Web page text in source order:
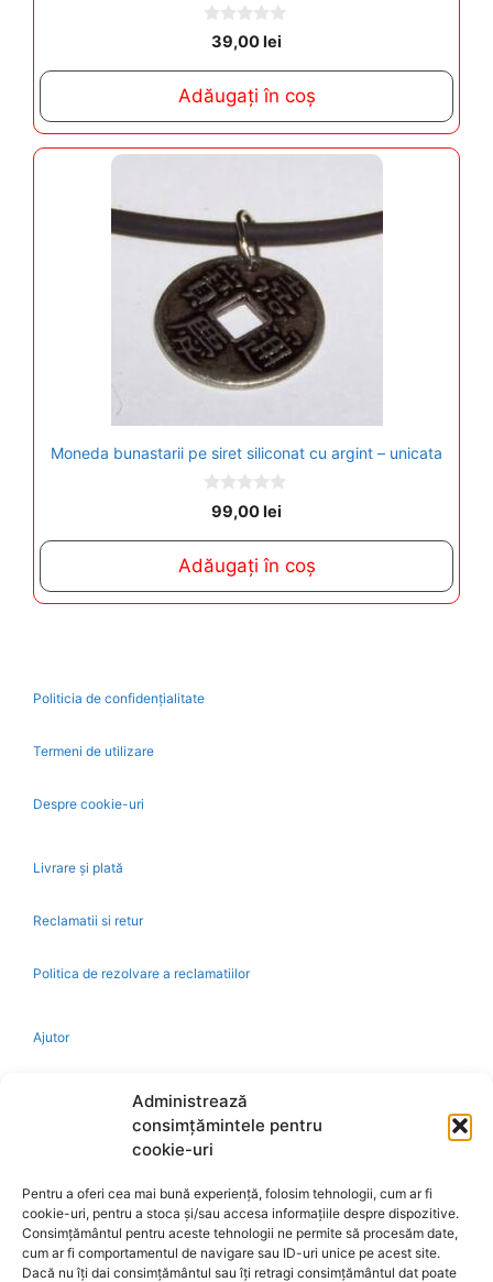
Administrează
consimțămintele pentru
cookie-uri
Pentru a oferi cea mai bună experiență, folosim tehnologii, cum ar fi
cookie-uri, pentru a stoca și/sau accesa informațiile despre dispozitive.
Consimțământul pentru aceste tehnologii ne permite să procesăm date,
cum ar fi comportamentul de navigare sau ID-uri unice pe acest site.
Dacă nu îți dai consimțământul sau îți retragi consimțământul dat poate
o
o
5
39,00lei
Adăugați în coș
Moneda bunastarii pe siret siliconat cu argint – unicata
0
o
5
99,00lei
Adăugați în coș
Politicia de confidențialitate
Termeni de utilizare
Despre cookie-uri
Livrare și plată
Reclamatii si retur
Politica de rezolvare a reclamatiilor
Ajutor
Retragere din contract
A.N.P.C.